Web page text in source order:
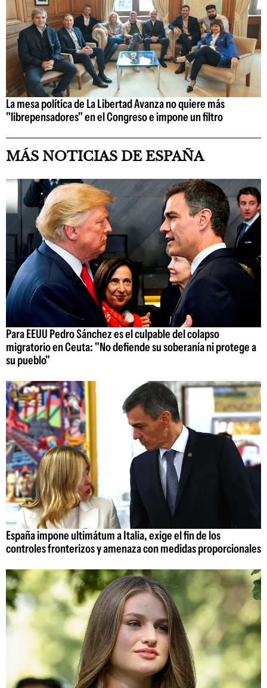
La mesa política de La Libertad Avanza no quiere más
"librepensadores" en el Congreso e impone un filtro
MÁS NOTICIAS DE ESPAÑA
Para EEUU Pedro Sánchez es el culpable del colapso
migratorio en Ceuta: "No defiende su soberanía ni protege a
su pueblo"
España impone ultimátum a Italia, exige el fin de los
controles fronterizos y amenaza con medidas proporcionales